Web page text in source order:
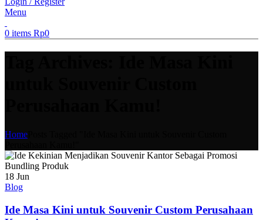
Menu
0 items Rp0
Home
18 Jun
Blog
Ide Masa Kini untuk Souvenir Custom Perusahaan